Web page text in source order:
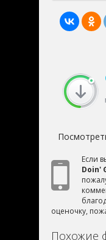
Если
Doin'
оценочку,
Похожие